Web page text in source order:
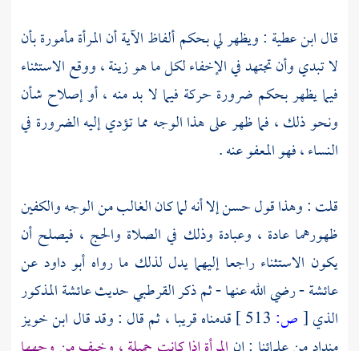
قالابن عطية : ويظهر لي بحكم ألفاظ الآية أن المرأة مأمورة بأن
لا تبدي وأن تجتهد في الإخفاء لكل ما هو زينة ، ووقع الاستثناء
فيما يظهر بحكم ضرورة حركة فيما لا بد منه ، أو إصلاح شأن
ونحو ذلك ، فما ظهر على هذا الوجه مما تؤدي إليه الضرورة في
النساء ، فهو المعفو عنه .
قلت : وهذا قول حسن إلا أنه لما كان الغالب من الوجه والكفين
ظهورهما عادة ، وعبادة وذلك في الصلاة والحج ، فيصلح أن
يكون الاستثناء راجعا إليهما يدل لذلك ما رواه أبو داود عن
عائشة- رضي الله عنها - ثم ذكرالقرطبيحديثعائشةالمذكور
الذي[ص: قدمناه قريبا ، ثم قال : وقد قال ابن خويز